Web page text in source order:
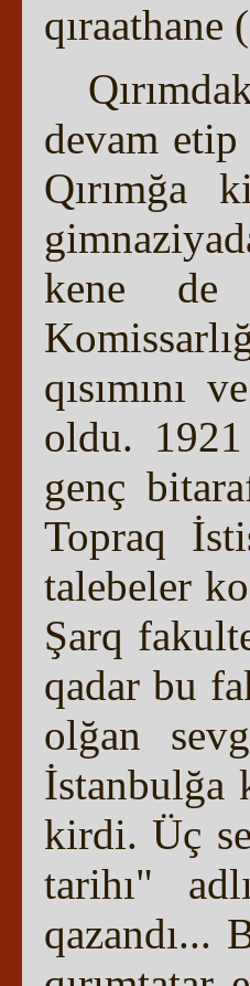
qıraathane
devam
Qırımğa
kene de
qısımını
oldu.
genç
Topraq
talebeler
Şarq
qadar bu
olğan
İstanbulğa
kirdi. Üç
tarihı"
qazandı...